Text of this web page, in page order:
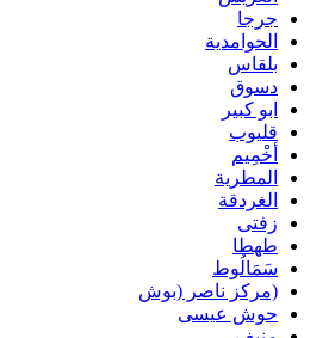
جرجا
الحوامدية
بلقاس
دسوق
ابو كبير
قليوب
أخْمِيم
المطرية
الغردقة
زفتى
طهطا
سَمَالُوط
(مركز ناصر (بوش
حوش عيسى